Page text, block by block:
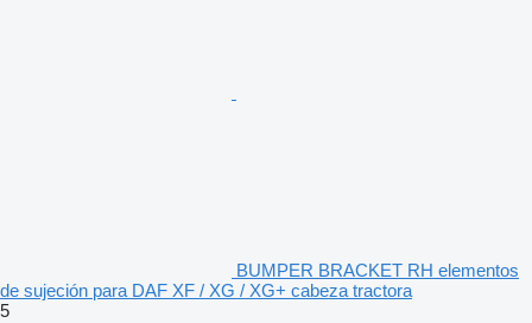
BUMPER BRACKET RH elementos
de sujeción para DAF XF / XG / XG+ cabeza tractora
5